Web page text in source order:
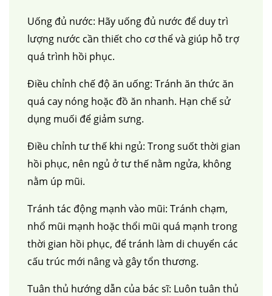
căng da mặt nâng mũi cấu trúc
Uống đủ nước: Hãy uống đủ nước để duy trì
lượng nước cần thiết cho cơ thể và giúp hỗ trợ
quá trình hồi phục.
Điều chỉnh chế độ ăn uống: Tránh ăn thức ăn
quá cay nóng hoặc đồ ăn nhanh. Hạn chế sử
dụng muối để giảm sưng.
Điều chỉnh tư thế khi ngủ: Trong suốt thời gian
hồi phục, nên ngủ ở tư thế nằm ngửa, không
nằm úp mũi.
Tránh tác động mạnh vào mũi: Tránh chạm,
nhổ mũi mạnh hoặc thổi mũi quá mạnh trong
thời gian hồi phục, để tránh làm di chuyển các
cấu trúc mới nâng và gây tổn thương.
Tuân thủ hướng dẫn của bác sĩ: Luôn tuân thủ